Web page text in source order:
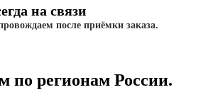
на связи
после приёмки заказа.
по регионам России.